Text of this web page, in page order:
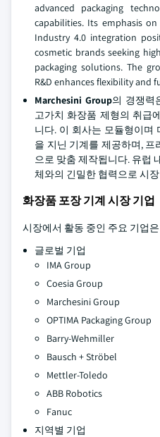
advanced packaging
capabilities. Its emphasis
Industry 4.0 integration
cosmetic brands seeking
packaging solutions. The
R&D enhances flexibility and
Marchesini Group의 경쟁력
고가치 화장품 제형의 취급
니다. 이 회사는 모듈형이며
을 지닌 기계를 제공하며,
으로 맞춤 제작됩니다. 유럽
체와의 긴밀한 협력으로 시
화장품 포장 기계 시장 기업
시장에서 활동 중인 주요 기업
글로벌 기업
IMA Group
Coesia Group
Marchesini Group
OPTIMA Packaging Group
Barry-Wehmiller
Bausch + Ströbel
Mettler-Toledo
ABB Robotics
Fanuc
지역별 기업